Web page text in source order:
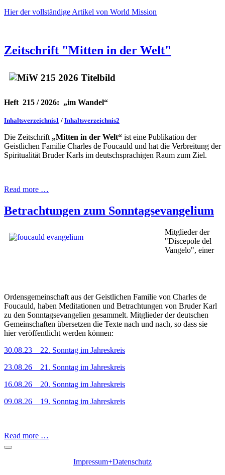
Hier der vollständige Artikel von World Mission
Zeitschrift "Mitten in der Welt"
Heft 215 / 2026: „im Wandel“
Inhaltsverzeichnis1 / Inhaltsverzeichnis2
Die Zeitschrift „Mitten in der Welt“ ist eine Publikation der
Geistlichen Familie Charles de Foucauld und hat die Verbreitung der
Spiritualität Bruder Karls im deutschsprachigen Raum zum Ziel.
Read more …
Betrachtungen zum Sonntagsevangelium
Mitglieder der
"Discepole del
Vangelo", einer
Ordensgemeinschaft aus der Geistlichen Familie von Charles de
Foucauld, haben Meditationen und Betrachtungen von Bruder Karl
zu den Sonntagsevangelien gesammelt. Mitglieder der deutschen
Gemeinschaften übersetzen die Texte nach und nach, so dass sie
hier veröffentlicht werden können:
30.08.23 22. Sonntag im Jahreskreis
23.08.26 21. Sonntag im Jahreskreis
16.08.26 20. Sonntag im Jahreskreis
09.08.26 19. Sonntag im Jahreskreis
Read more …
Impressum+Datenschutz